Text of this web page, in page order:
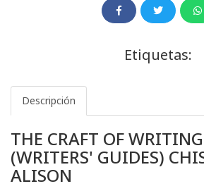
Etiquetas:
Descripción
THE CRAFT OF
(WRITERS' GUIDES)
ALISON